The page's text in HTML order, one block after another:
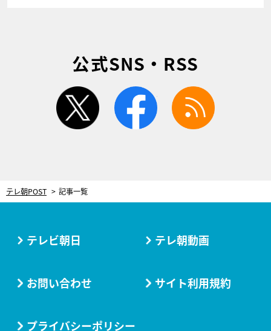
公式SNS・RSS
twitter facebook
テレ朝POST 記事一覧
テレビ朝日 テレ朝動画
お問い合わせ サイト利用規約
プライバシーポリシー